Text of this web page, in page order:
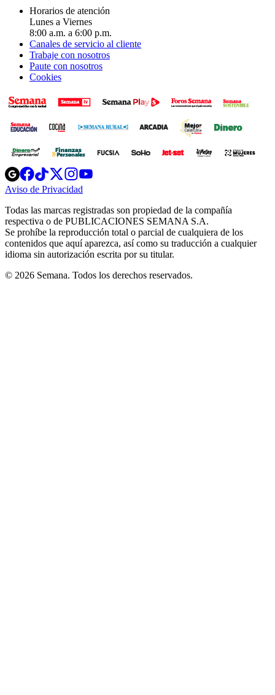
Horarios de atención
Lunes a Viernes
8:00 a.m. a 6:00 p.m.
Canales de servicio al cliente
Trabaje con nosotros
Paute con nosotros
Cookies
Opens
in
new
Opens
in
new
Opens
in
new
window
Opens
new
windowwindow
Aviso de Privacidad
new
window
Todas las marcas registradas son propiedad de la compañía
respectiva o de PUBLICACIONES SEMANA S.A.
Se prohíbe la reproducción total o parcial de cualquiera de los
contenidos que aquí aparezca, así como su traducción a cualquier
idioma sin autorización escrita por su titular.
© 2026 Semana. Todos los derechos reservados.